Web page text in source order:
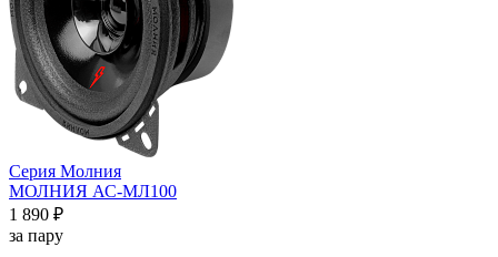
Серия Молния
МОЛНИЯ АС-МЛ100
1 890 ₽
за пару